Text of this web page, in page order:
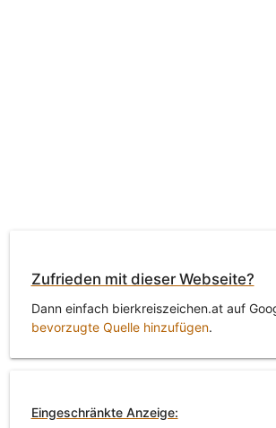
Zufrieden mit dieser Webseite?
Dann einfach bierkreiszeichen.at auf
bevorzugte Quelle hinzufügen.
Eingeschränkte Anzeige: